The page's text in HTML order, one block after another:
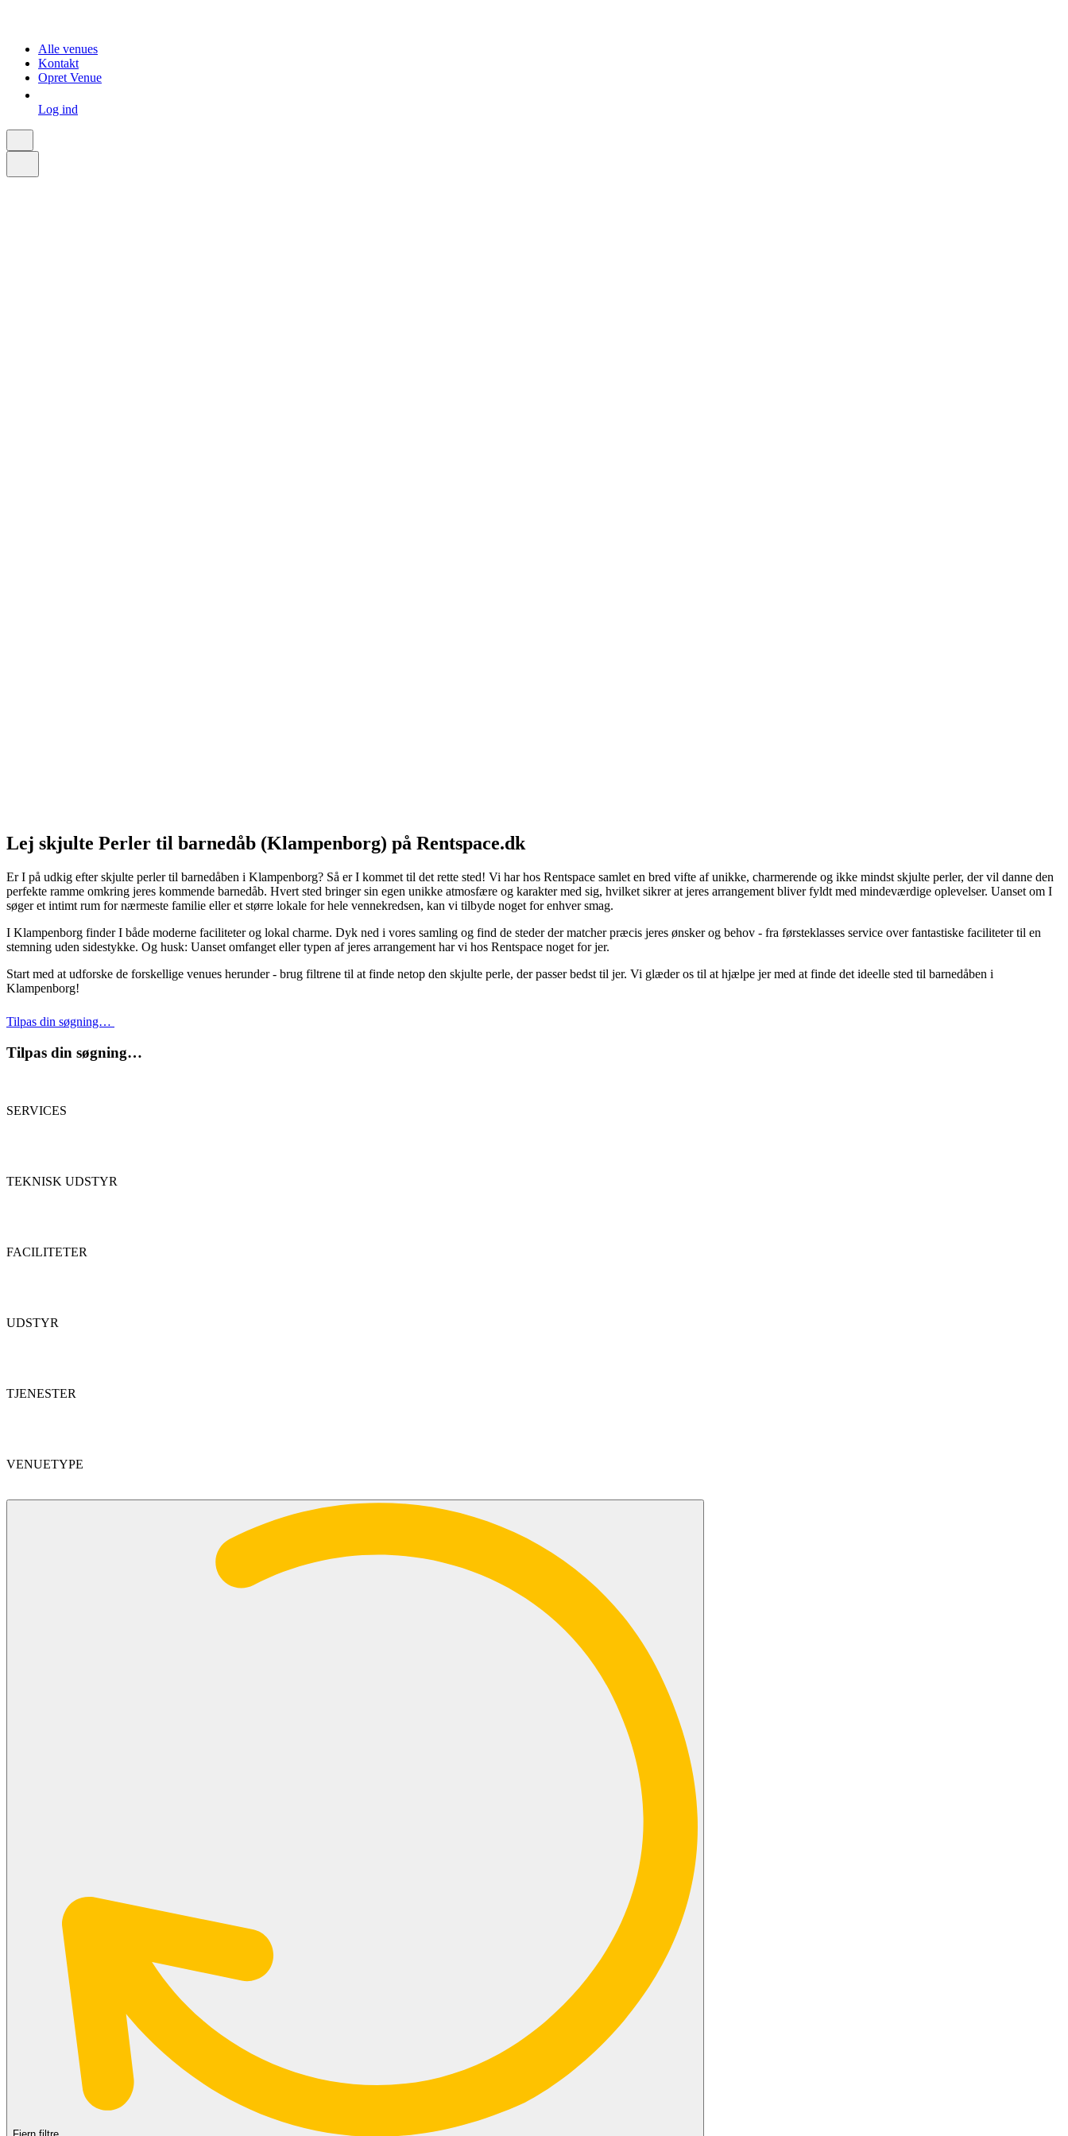
Alle venues
Kontakt
Opret Venue
Log ind
Lej skjulte Perler til barnedåb (Klampenborg) på Rentspace.dk
Er I på udkig efter skjulte perler til barnedåben i Klampenborg? Så er I kommet til det rette sted! Vi har hos Rentspace samlet en bred vifte af unikke, charmerende og ikke mindst skjulte perler, der vil danne den
perfekte ramme omkring jeres kommende barnedåb. Hvert sted bringer sin egen unikke atmosfære og karakter med sig, hvilket sikrer at jeres arrangement bliver fyldt med mindeværdige oplevelser. Uanset om I
søger et intimt rum for nærmeste familie eller et større lokale for hele vennekredsen, kan vi tilbyde noget for enhver smag.
I Klampenborg finder I både moderne faciliteter og lokal charme. Dyk ned i vores samling og find de steder der matcher præcis jeres ønsker og behov - fra førsteklasses service over fantastiske faciliteter til en
stemning uden sidestykke. Og husk: Uanset omfanget eller typen af jeres arrangement har vi hos Rentspace noget for jer.
Start med at udforske de forskellige venues herunder - brug filtrene til at finde netop den skjulte perle, der passer bedst til jer. Vi glæder os til at hjælpe jer med at finde det ideelle sted til barnedåben i
Klampenborg!
Tilpas din søgning…
Tilpas din søgning…
SERVICES
TEKNISK UDSTYR
FACILITETER
UDSTYR
TJENESTER
VENUETYPE